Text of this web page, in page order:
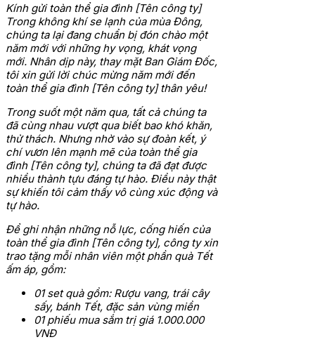
Kính gửi toàn thể gia đình [Tên công ty]
Trong không khí se lạnh của mùa Đông,
chúng ta lại đang chuẩn bị đón chào một
năm mới với những hy vọng, khát vọng
mới. Nhân dịp này, thay mặt Ban Giám Đốc,
tôi xin gửi lời chúc mừng năm mới đến
toàn thể gia đình [Tên công ty] thân yêu!
Trong suốt một năm qua, tất cả chúng ta
đã cùng nhau vượt qua biết bao khó khăn,
thử thách. Nhưng nhờ vào sự đoàn kết, ý
chí vươn lên mạnh mẽ của toàn thể gia
đình [Tên công ty], chúng ta đã đạt được
nhiều thành tựu đáng tự hào. Điều này thật
sự khiến tôi cảm thấy vô cùng xúc động và
tự hào.
Để ghi nhận những nỗ lực, cống hiến của
toàn thể gia đình [Tên công ty], công ty xin
trao tặng mỗi nhân viên một phần quà Tết
ấm áp, gồm:
01 set quà gồm: Rượu vang, trái cây
sấy, bánh Tết, đặc sản vùng miền
01 phiếu mua sắm trị giá 1.000.000
VNĐ